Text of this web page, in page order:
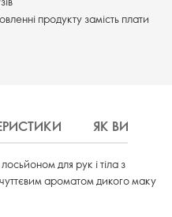
продукту замість плати
ЯК
для рук і тіла з
ароматом дикого маку